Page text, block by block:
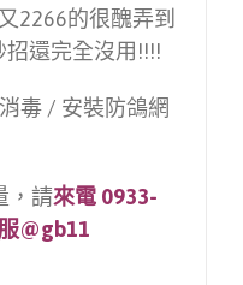
2266的很醜弄到
還完全沒用!!!!
毒 / 安裝防鴿網
，請來電 0933-
@gb11